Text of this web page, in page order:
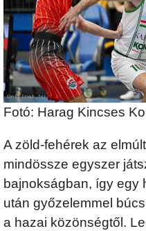
Fotó: Harag Kincses
A zöld-fehérek az
mindössze egyszer
bajnokságban, így egy
után győzelemmel
a hazai közönségtől.